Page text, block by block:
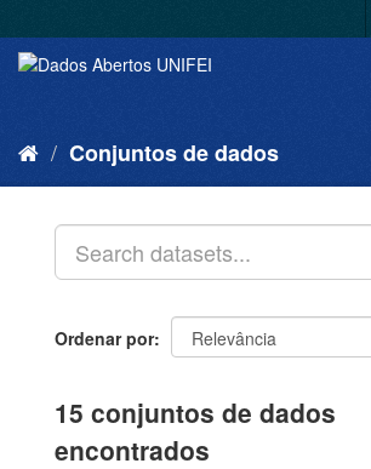
Conjuntos de dados
Ordenar por
15 conjuntos de dados
encontrados